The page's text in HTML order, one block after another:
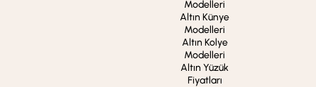
Modelleri
Altın Künye
Modelleri
Altın Kolye
Modelleri
Altın Yüzük
Fiyatları